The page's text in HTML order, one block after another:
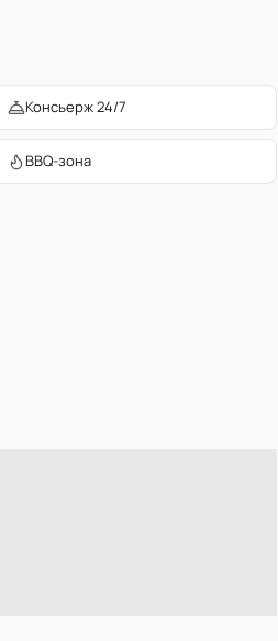
Консьерж 24/7
BBQ-зона